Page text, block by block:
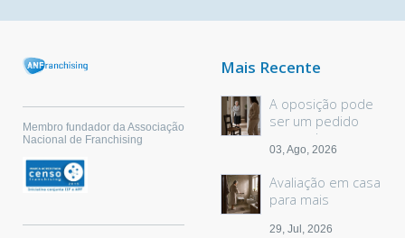
Membro fundador da Associação
Nacional de Franchising
Mais Recente
A oposição pode
ser um pedido
sem palavras
03, Ago, 2026
Avaliação em casa
para mais
29, Jul, 2026